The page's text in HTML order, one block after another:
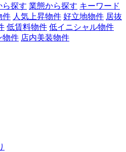
ら探す 業態から探す キーワード
件 人気上昇物件 好立地物件 居抜
低賃料物件 低イニシャル物件
物件 店内美装物件